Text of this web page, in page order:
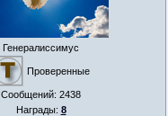
Генералиссимус
Проверенные
Сообщений: 2438
Награды: 8